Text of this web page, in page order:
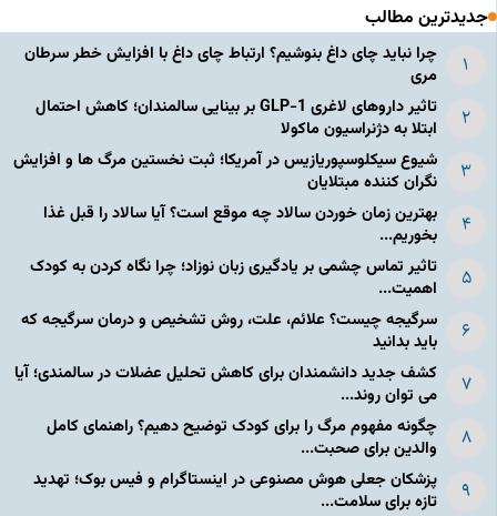
جدیدترین مطالب
چرا نباید چای داغ بنوشیم؟ ارتباط چای داغ با افزایش خطر سرطان
مری
تاثیر داروهای لاغری GLP-1 بر بینایی سالمندان؛ کاهش احتمال
ابتلا به دژنراسیون ماکولا
شیوع سیکلوسپوریازیس در آمریکا؛ ثبت نخستین مرگ ها و افزایش
نگران کننده مبتلایان
بهترین زمان خوردن سالاد چه موقع است؟ آیا سالاد را قبل غذا
بخوریم...
تاثیر تماس چشمی بر یادگیری زبان نوزاد؛ چرا نگاه کردن به کودک
اهمیت...
سرگیجه چیست؟ علائم، علت، روش تشخیص و درمان سرگیجه که
باید بدانید
کشف جدید دانشمندان برای کاهش تحلیل عضلات در سالمندی؛ آیا
می توان روند...
چگونه مفهوم مرگ را برای کودک توضیح دهیم؟ راهنمای کامل
والدین برای صحبت...
پزشکان جعلی هوش مصنوعی در اینستاگرام و فیس بوک؛ تهدید
تازه برای سلامت...